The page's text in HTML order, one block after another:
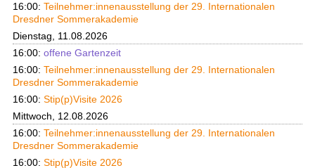
16:00: Teilnehmer:innenausstellung der 29. Internationalen
Dresdner Sommerakademie
Dienstag, 11.08.2026
16:00: offene Gartenzeit
16:00: Teilnehmer:innenausstellung der 29. Internationalen
Dresdner Sommerakademie
16:00: Stip(p)Visite 2026
Mittwoch, 12.08.2026
16:00: Teilnehmer:innenausstellung der 29. Internationalen
Dresdner Sommerakademie
16:00: Stip(p)Visite 2026